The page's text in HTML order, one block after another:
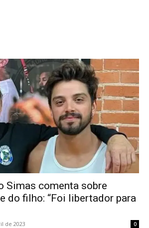
Simas comenta sobre
do filho: “Foi libertador para
de 2023 0